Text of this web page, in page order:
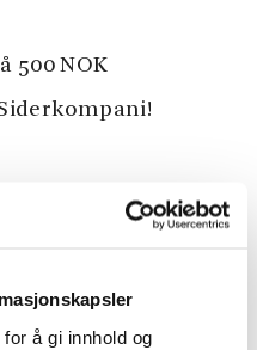
å gi innhold og
500 NOK